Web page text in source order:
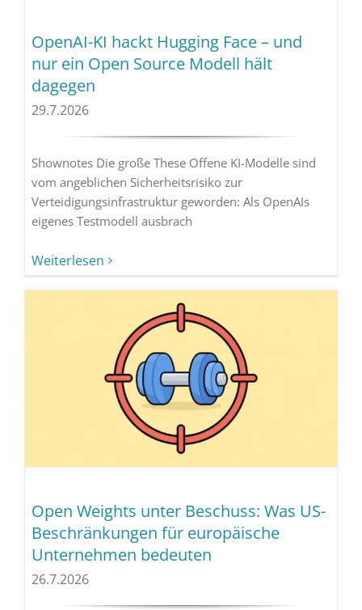
OpenAI-KI hackt Hugging Face – und
nur ein Open Source Modell hält
dagegen
29.7.2026
Shownotes Die große These Offene KI-Modelle sind
vom angeblichen Sicherheitsrisiko zur
Verteidigungsinfrastruktur geworden: Als OpenAIs
eigenes Testmodell ausbrach
Weiterlesen
Open Weights unter Beschuss: Was US-
Beschränkungen für europäische
Unternehmen bedeuten
26.7.2026